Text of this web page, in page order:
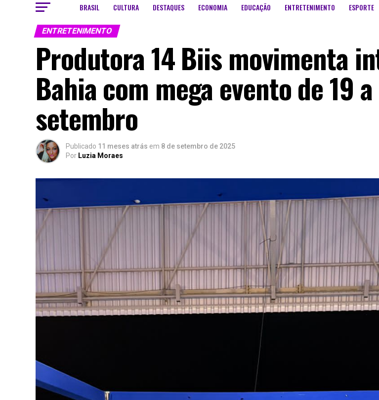
BRASIL CULTURA DESTAQUES ECONOMIA EDUCAÇÃO ENTRETENIMENTO ESPORTE
ENTRETENIMENTO
Produtora 14 Biis movimenta
Bahia com mega evento de 19 a
setembro
Publicado 11 meses atrás em 8 de setembro de 2025
Por Luzia Moraes